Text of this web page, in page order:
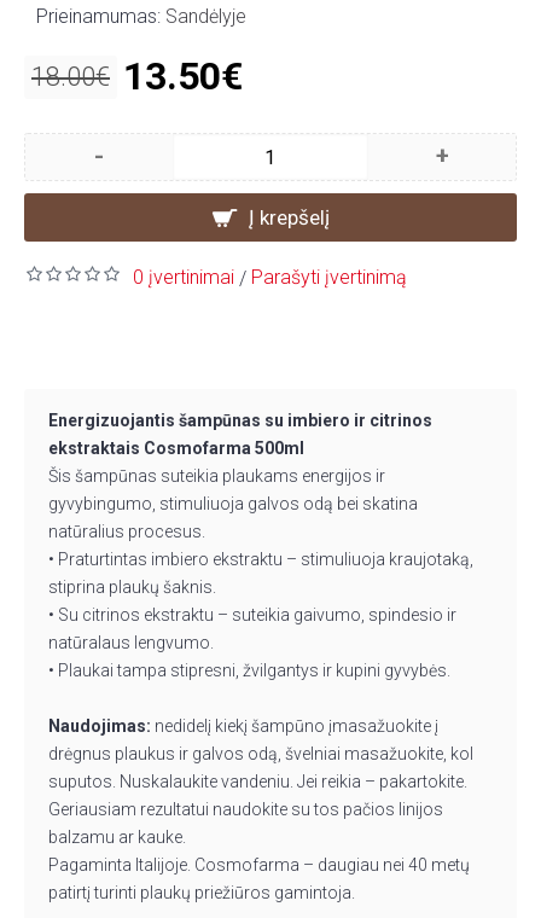
Prieinamumas: Sandėlyje
18.00€ 13.50€
- +
Į krepšelį
0 įvertinimai / Parašyti įvertinimą
Energizuojantis šampūnas su imbiero ir citrinos
ekstraktais Cosmofarma 500ml
Šis šampūnas suteikia plaukams energijos ir
gyvybingumo, stimuliuoja galvos odą bei skatina
natūralius procesus.
• Praturtintas imbiero ekstraktu – stimuliuoja kraujotaką,
stiprina plaukų šaknis.
• Su citrinos ekstraktu – suteikia gaivumo, spindesio ir
natūralaus lengvumo.
• Plaukai tampa stipresni, žvilgantys ir kupini gyvybės.
Naudojimas: nedidelį kiekį šampūno įmasažuokite į
drėgnus plaukus ir galvos odą, švelniai masažuokite, kol
suputos. Nuskalaukite vandeniu. Jei reikia – pakartokite.
Geriausiam rezultatui naudokite su tos pačios linijos
balzamu ar kauke.
Pagaminta Italijoje. Cosmofarma – daugiau nei 40 metų
patirtį turinti plaukų priežiūros gamintoja.